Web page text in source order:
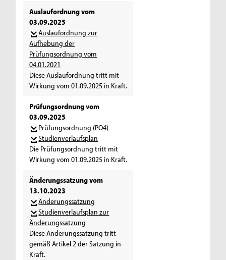
Auslaufordnung vom
03.09.2025
Auslaufordnung zur
Aufhebung der
Prüfungsordnung vom
04.01.2021
Diese Auslaufordnung tritt mit
Wirkung vom 01.09.2025 in Kraft.
Prüfungsordnung vom
03.09.2025
Prüfungsordnung (PO4)
Studienverlaufsplan
Die Prüfungsordnung tritt mit
Wirkung vom 01.09.2025 in Kraft.
Änderungssatzung vom
13.10.2023
Änderungssatzung
Studienverlaufsplan zur
Änderungssatzung
Diese Änderungssatzung tritt
gemäß Artikel 2 der Satzung in
Kraft.